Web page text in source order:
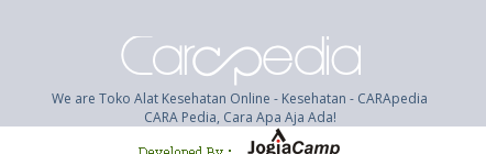
We are Toko Alat Kesehatan Online - Kesehatan - CARApedia
CARA Pedia, Cara Apa Aja Ada!